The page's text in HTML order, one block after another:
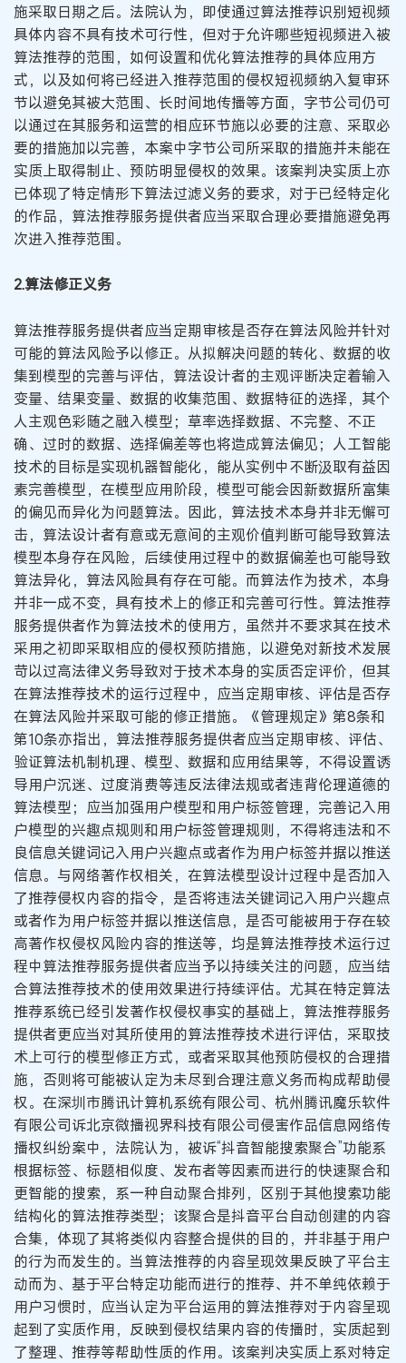
施采取日期之后。法院认为，即使通过算法推荐识别短视频
具体内容不具有技术可行性，但对于允许哪些短视频进入被
算法推荐的范围，如何设置和优化算法推荐的具体应用方
式，以及如何将已经进入推荐范围的侵权短视频纳入复审环
节以避免其被大范围、长时间地传播等方面，字节公司仍可
以通过在其服务和运营的相应环节施以必要的注意、采取必
要的措施加以完善，本案中字节公司所采取的措施并未能在
实质上取得制止、预防明显侵权的效果。该案判决实质上亦
已体现了特定情形下算法过滤义务的要求，对于已经特定化
的作品，算法推荐服务提供者应当采取合理必要措施避免再
次进入推荐范围。
2.算法修正义务
算法推荐服务提供者应当定期审核是否存在算法风险并针对
可能的算法风险予以修正。从拟解决问题的转化、数据的收
集到模型的完善与评估，算法设计者的主观评断决定着输入
变量、结果变量、数据的收集范围、数据特征的选择，其个
人主观色彩随之融入模型；草率选择数据、不完整、不正
确、过时的数据、选择偏差等也将造成算法偏见；人工智能
技术的目标是实现机器智能化，能从实例中不断汲取有益因
素完善模型，在模型应用阶段，模型可能会因新数据所富集
的偏见而异化为问题算法。因此，算法技术本身并非无懈可
击，算法设计者有意或无意间的主观价值判断可能导致算法
模型本身存在风险，后续使用过程中的数据偏差也可能导致
算法异化，算法风险具有存在可能。而算法作为技术，本身
并非一成不变，具有技术上的修正和完善可行性。算法推荐
服务提供者作为算法技术的使用方，虽然并不要求其在技术
采用之初即采取相应的侵权预防措施，以避免对新技术发展
苛以过高法律义务导致对于技术本身的实质否定评价，但其
在算法推荐技术的运行过程中，应当定期审核、评估是否存
在算法风险并采取可能的修正措施。《管理规定》第8条和
第10条亦指出，算法推荐服务提供者应当定期审核、评估、
验证算法机制机理、模型、数据和应用结果等，不得设置诱
导用户沉迷、过度消费等违反法律法规或者违背伦理道德的
算法模型；应当加强用户模型和用户标签管理，完善记入用
户模型的兴趣点规则和用户标签管理规则，不得将违法和不
良信息关键词记入用户兴趣点或者作为用户标签并据以推送
信息。与网络著作权相关，在算法模型设计过程中是否加入
了推荐侵权内容的指令，是否将违法关键词记入用户兴趣点
或者作为用户标签并据以推送信息，是否可能被用于存在较
高著作权侵权风险内容的推送等，均是算法推荐技术运行过
程中算法推荐服务提供者应当予以持续关注的问题，应当结
合算法推荐技术的使用效果进行持续评估。尤其在特定算法
推荐系统已经引发著作权侵权事实的基础上，算法推荐服务
提供者更应当对其所使用的算法推荐技术进行评估，采取技
术上可行的模型修正方式，或者采取其他预防侵权的合理措
施，否则将可能被认定为未尽到合理注意义务而构成帮助侵
权。在深圳市腾讯计算机系统有限公司、杭州腾讯魔乐软件
有限公司诉北京微播视界科技有限公司侵害作品信息网络传
播权纠纷案中，法院认为，被诉“抖音智能搜索聚合”功能系
根据标签、标题相似度、发布者等因素而进行的快速聚合和
更智能的搜索，系一种自动聚合排列，区别于其他搜索功能
结构化的算法推荐类型；该聚合是抖音平台自动创建的内容
合集，体现了其将类似内容整合提供的目的，并非基于用户
的行为而发生的。当算法推荐的内容呈现效果反映了平台主
动而为、基于平台特定功能而进行的推荐、并不单纯依赖于
用户习惯时，应当认定为平台运用的算法推荐对于内容呈现
起到了实质作用，反映到侵权结果内容的传播时，实质起到
了整理、推荐等帮助性质的作用。该案判决实质上系对特定